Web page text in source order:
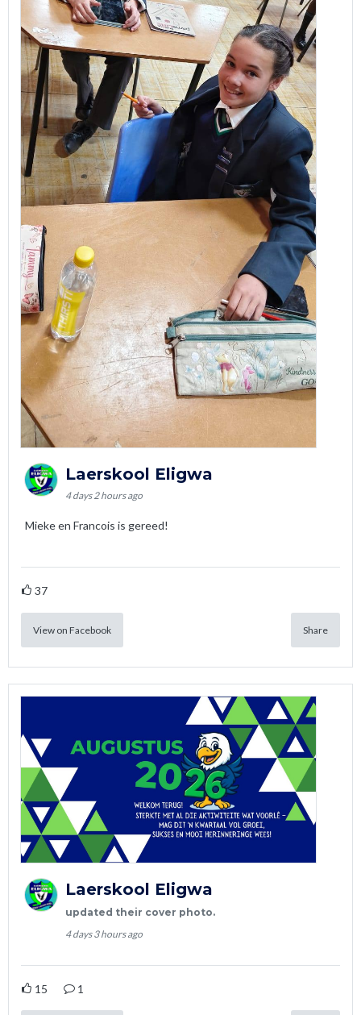
Laerskool Eligwa
4 days 2 hours ago
Mieke en Francois is gereed!
37
View on Facebook Share
Laerskool Eligwa
updated their cover photo.
4 days 3 hours ago
15 1